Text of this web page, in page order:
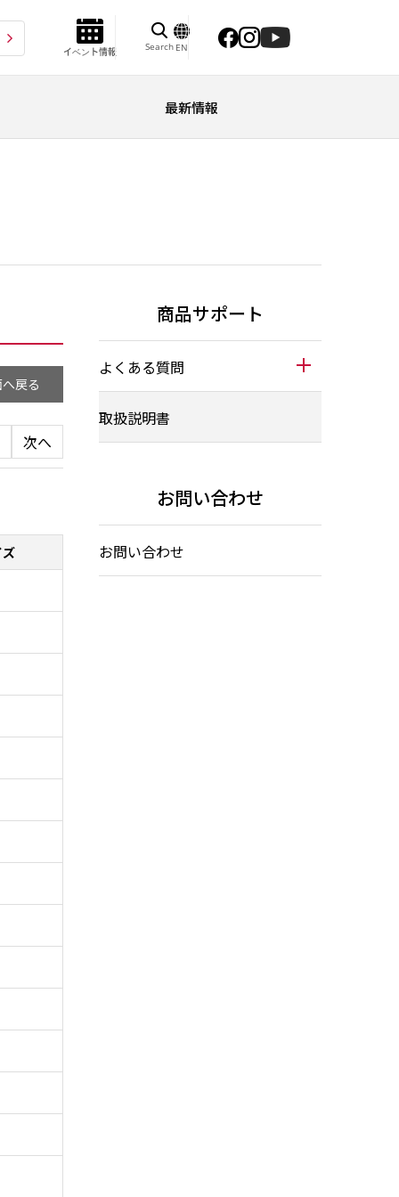
イベント情報 Search EN
最新情報
戻る
次へ
商品サポート
よくある質問
取扱説明書
お問い合わせ
お問い合わせ